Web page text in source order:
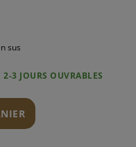
sus
3 JOURS OUVRABLES